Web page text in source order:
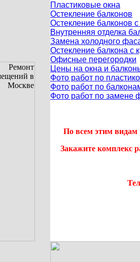
Пластиковые окна
Остекление балконов
Остекление балконов
Внутренняя отделка
Замена холодного
Остекление балкона с
Офисные перегородки
Цены на окна и
Фото работ по
Фото работ по
Фото работ по замене
По всем этим видам
Закажите комплекс